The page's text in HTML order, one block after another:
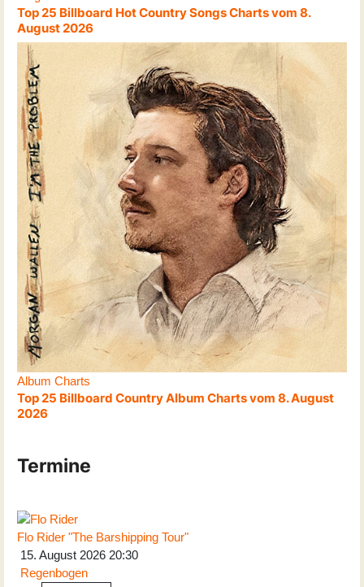
Top 25 Billboard Hot Country Songs Charts vom 8.
August 2026
Album Charts
Top 25 Billboard Country Album Charts vom 8. August
2026
Termine
Flo Rider "The Barshipping Tour"
15. August 2026 20:30
Regenbogen